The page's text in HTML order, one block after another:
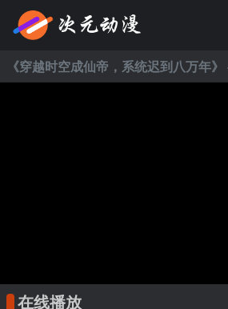
《穿越时空成仙帝，系统迟到八万年》
在线播放